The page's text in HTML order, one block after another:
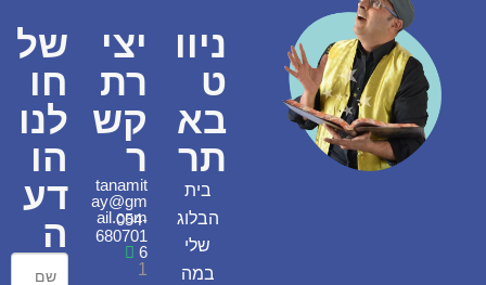
ניוו
ט
בא
תר
בית
הבלוג
שלי
במה
יצי
רת
קש
ר
tanamit
ay@gm
ail.com
054-
680701
6
1
של
חו
לנו
הו
דע
ה